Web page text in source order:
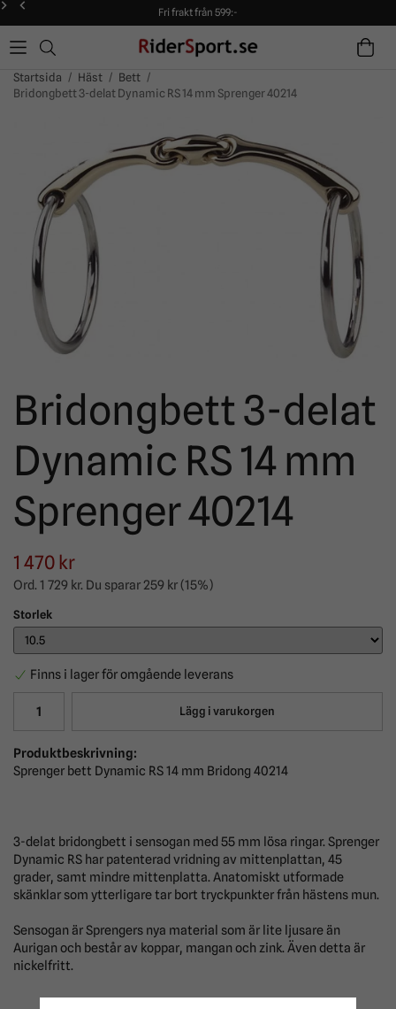
Fri frakt från 599:-
90 dagars öppet köp!
Alltid snabba leveranser!
Fri frakt från 599:-
90 dagars öppet köp!
Startsida / Häst / Bett /
Bridongbett 3-delat Dynamic RS 14 mm Sprenger 40214
Bridongbett 3-delat
Dynamic RS 14 mm
Sprenger 40214
1 470 kr
Ord. 1 729 kr. Du sparar 259 kr(15%)
Storlek
Finns i lager för omgående leverans
Lägg i varukorgen
Produktbeskrivning:
Sprenger bett Dynamic RS 14 mm Bridong 40214
3-delat bridongbett i sensogan med 55 mm lösa ringar. Sprenger
Dynamic RS har patenterad vridning av mittenplattan, 45
grader, samt mindre mittenplatta. Anatomiskt utformade
skänklar som ytterligare tar bort tryckpunkter från hästens mun.
Sensogan är Sprengers nya material som är lite ljusare än
Aurigan och består av koppar, mangan och zink. Även detta är
nickelfritt.